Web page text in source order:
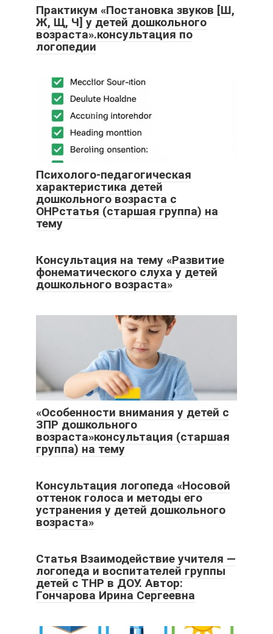
Практикум «Постановка звуков [Ш,
Ж, Щ, Ч] у детей дошкольного
возраста».консультация по
логопедии
Психолого-педагогическая
характеристика детей
дошкольного возраста с
ОНРстатья (старшая группа) на
тему
Консультация на тему «Развитие
фонематического слуха у детей
дошкольного возраста»
«Особенности внимания у детей с
ЗПР дошкольного
возраста»консультация (старшая
группа) на тему
Консультация логопеда «Носовой
оттенок голоса и методы его
устранения у детей дошкольного
возраста»
Статья Взаимодействие учителя —
логопеда и воспитателей группы
детей с ТНР в ДОУ. Автор:
Гончарова Ирина Сергеевна